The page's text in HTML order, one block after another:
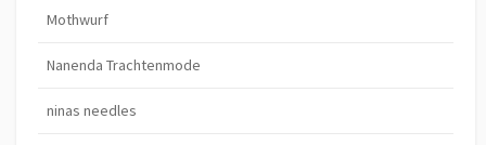
Mothwurf
Nanenda Trachtenmode
ninas needles